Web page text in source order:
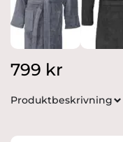
799 kr
Produktbeskrivning